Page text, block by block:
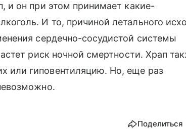
и он при этом принимает какие-
И то, причиной летального
сердечно-сосудистой системы
риск ночной смертности. Храп
или гиповентиляцию. Но, еще раз
Поделиться